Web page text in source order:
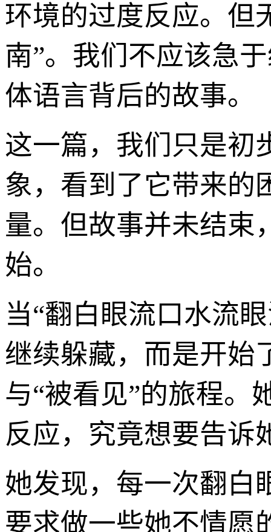
环境的过度反应。但
南”。我们不应该急
体语言背后的故事。
这一篇，我们只是初
象，看到了它带来的
量。但故事并未结束
始。
当“翻白眼流口水流
继续躲藏，而是开始
与“被看见”的旅程。
反应，究竟想要告诉
她发现，每一次翻白
要求做一些她不情愿